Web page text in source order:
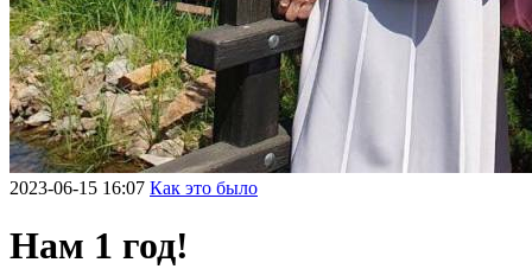
2023-06-15 16:07 Как это было
Нам 1 год!